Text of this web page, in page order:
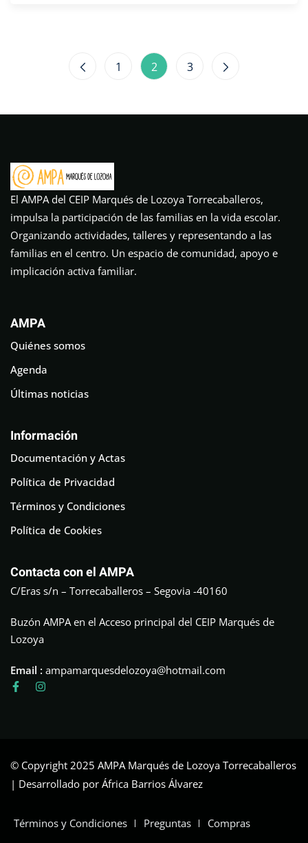
1 2 3
El AMPA del CEIP Marqués de Lozoya Torrecaballeros,
impulsa la participación de las familias en la vida escolar.
Organizando actividades, talleres y representando a las
familias en el centro. Un espacio de comunidad, apoyo e
implicación activa familiar.
AMPA
Quiénes somos
Agenda
Últimas noticias
Información
Documentación y Actas
Política de Privacidad
Términos y Condiciones
Política de Cookies
Contacta con el AMPA
C/Eras s/n – Torrecaballeros – Segovia -40160
Buzón AMPA en el Acceso principal del CEIP Marqués de
Lozoya
Email : ampamarquesdelozoya@hotmail.com
© Copyright 2025 AMPA Marqués de Lozoya Torrecaballeros
| Desarrollado por África Barrios Álvarez
Términos y Condiciones Preguntas Compras